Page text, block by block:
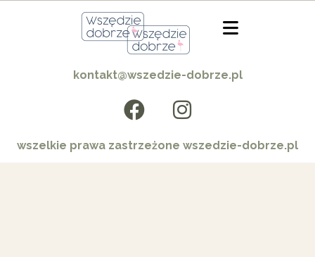
kontakt@wszedzie-dobrze.pl
wszelkie prawa zastrzeżone wszedzie-dobrze.pl